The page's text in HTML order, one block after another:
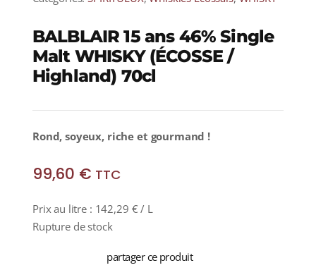
BALBLAIR 15 ans 46% Single
Malt WHISKY (ÉCOSSE /
Highland) 70cl
Rond, soyeux, riche et gourmand !
99,60 € TTC
Prix au litre : 142,29 € / L
Rupture de stock
partager ce produit